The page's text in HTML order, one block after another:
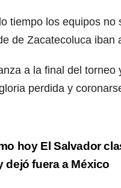
tiempo los equipos
de Zacatecoluca
a la final del
perdida y
hoy El Salvador
dejó fuera a México